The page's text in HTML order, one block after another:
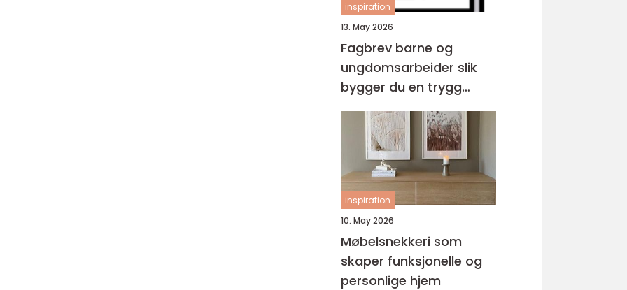
inspiration
13. May 2026
Fagbrev barne og
ungdomsarbeider slik
bygger du en trygg
karriere med barn og
unge
inspiration
10. May 2026
Møbelsnekkeri som
skaper funksjonelle og
personlige hjem